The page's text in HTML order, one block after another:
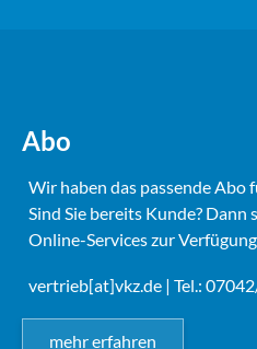
Abo
Wir haben das passende Abo
Sind Sie bereits Kunde? Dann
Online-Services zur
vertrieb[at]vkz.de | Tel.:
mehr erfahren